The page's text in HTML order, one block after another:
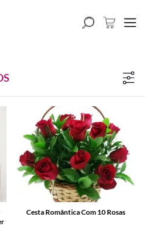
Cesta Romântica Com 10 Rosas